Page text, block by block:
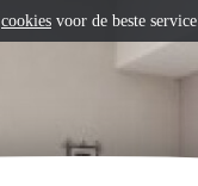
cookies voor de beste service